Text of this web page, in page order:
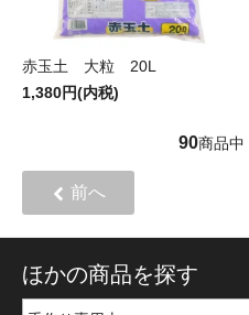
赤玉土 大粒 20L
1,380円(内税)
90商品中
前へ
ほかの商品を探す